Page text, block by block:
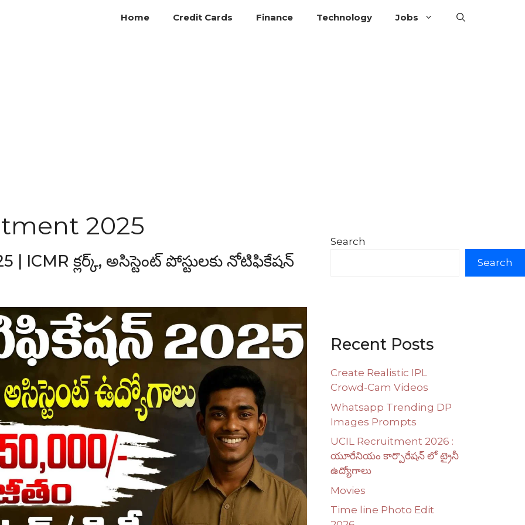
Home Credit Cards Finance Technology Jobs
2025
ICMR క్లర్క్, అసిస్టెంట్ పోస్టులకు నోటిఫికేషన్
Search
Search
Recent Posts
Create Realistic IPL
Crowd-Cam Videos
Whatsapp Trending DP
Images Prompts
UCIL Recruitment 2026 :
యూరేనియం కార్పొరేషన్ లో ట్రైనీ
ఉద్యోగాలు
Movies
Time line Photo Edit